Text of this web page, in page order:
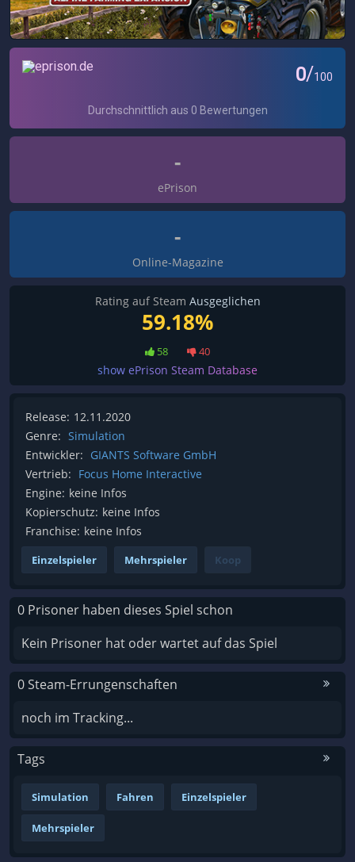
-
ePrison
-
Online-Magazine
Rating auf Steam Ausgeglichen
59.18%
58 40
show ePrison Steam Database
Release: 12.11.2020
Genre: Simulation
Entwickler: GIANTS Software GmbH
Vertrieb: Focus Home Interactive
Engine: keine Infos
Kopierschutz: keine Infos
Franchise: keine Infos
Einzelspieler Mehrspieler Koop
0 Prisoner haben dieses Spiel schon
Kein Prisoner hat oder wartet auf das Spiel
0 Steam-Errungenschaften
noch im Tracking...
Tags
Simulation Fahren Einzelspieler
Mehrspieler